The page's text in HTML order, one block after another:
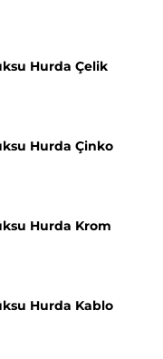
Hurda Çelik
Hurda Çinko
Hurda Krom
Hurda Kablo